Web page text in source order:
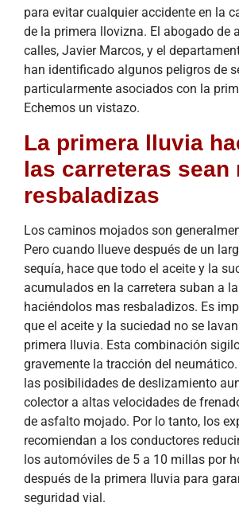
para evitar cualquier accidente en la
de la primera llovizna. El abogado de
calles, Javier Marcos, y el
han identificado algunos peligros de
particularmente asociados con la
Echemos un vistazo.
La primera lluvia
las carreteras sean
resbaladizas
Los caminos mojados son
Pero cuando llueve después de un
sequía, hace que todo el aceite y la
acumulados en la carretera suban a
haciéndolos mas resbaladizos. Es
que el aceite y la suciedad no se
primera lluvia. Esta combinación
gravemente la tracción del
las posibilidades de deslizamiento
colector a altas velocidades de
de asfalto mojado. Por lo tanto, los
recomiendan a los conductores
los automóviles de 5 a 10 millas por
después de la primera lluvia para
seguridad vial.